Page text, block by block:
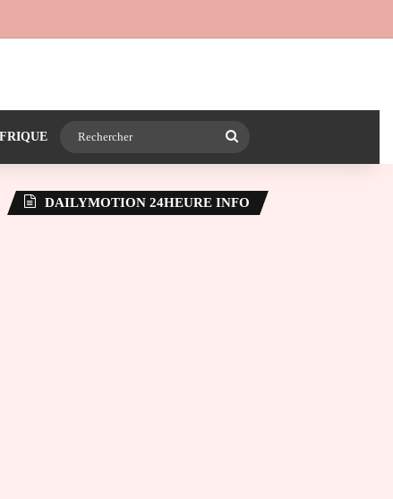
sur WhatsApp
DAILYMOTION 24HEURE INFO